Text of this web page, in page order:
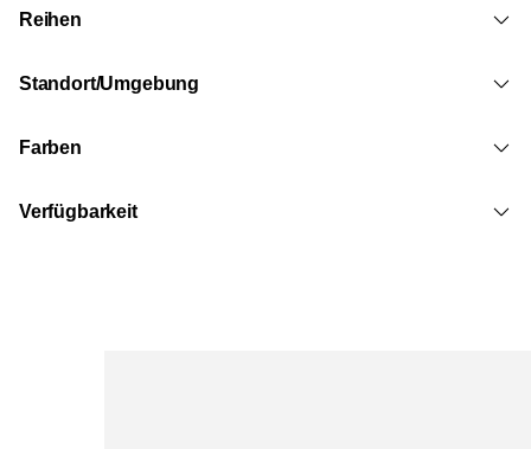
Reihen
Standort/Umgebung
Farben
Verfügbarkeit